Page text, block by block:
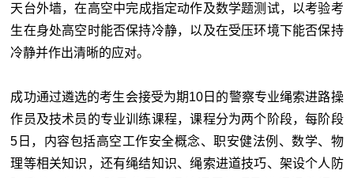
天台外墙，在高空中完成指定动作及数学题测试，以考验考
生在身处高空时能否保持冷静，以及在受压环境下能否保持
冷静并作出清晰的应对。
成功通过遴选的考生会接受为期10日的警察专业绳索进路操
作员及技术员的专业训练课程，课程分为两个阶段，每阶段
5日，内容包括高空工作安全概念、职安健法例、数学、物
理等相关知识，还有绳结知识、绳索进道技巧、架设个人防